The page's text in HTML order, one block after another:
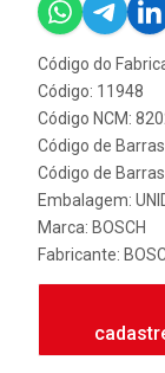
Código do
Código: 11948
Código NCM:
Código de
Código de
Embalagem:
Marca: BOSCH
Fabricante: